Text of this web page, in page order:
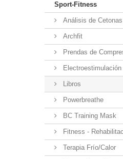
Sport-Fitness
Análisis de Cetonas
Archfit
Prendas de
Libros
Powerbreathe
BC Training Mask
Fitness -
Terapia Frío/Calor